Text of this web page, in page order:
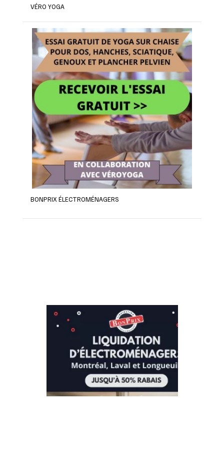
VÉRO YOGA
BONPRIX ÉLECTROMÉNAGERS